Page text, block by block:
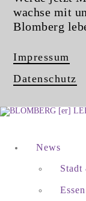
wachse mit
Blomberg
Impressum
Datenschutz
News
Stadt